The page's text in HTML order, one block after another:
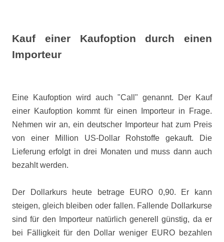
Kauf einer Kaufoption durch einen
Importeur
Eine Kaufoption wird auch "Call" genannt. Der Kauf
einer Kaufoption kommt für einen Importeur in Frage.
Nehmen wir an, ein deutscher Importeur hat zum Preis
von einer Million US-Dollar Rohstoffe gekauft. Die
Lieferung erfolgt in drei Monaten und muss dann auch
bezahlt werden.
Der Dollarkurs heute betrage EURO 0,90. Er kann
steigen, gleich bleiben oder fallen. Fallende Dollarkurse
sind für den Importeur natürlich generell günstig, da er
bei Fälligkeit für den Dollar weniger EURO bezahlen